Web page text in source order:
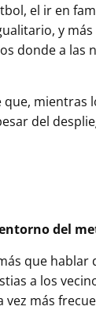
el ir en
y
donde a las
que, mientras
del
entorno del
que
a los
vez más